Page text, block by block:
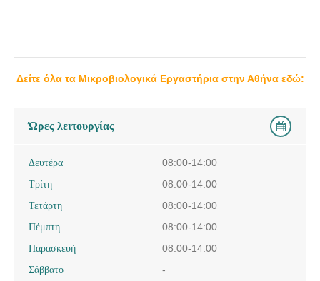
Δείτε όλα τα Μικροβιολογικά Εργαστήρια στην Αθήνα εδώ:
Ώρες λειτουργίας
Δευτέρα
08:00-14:00
Τρίτη
08:00-14:00
Τετάρτη
08:00-14:00
Πέμπτη
08:00-14:00
Παρασκευή
08:00-14:00
Σάββατο
-